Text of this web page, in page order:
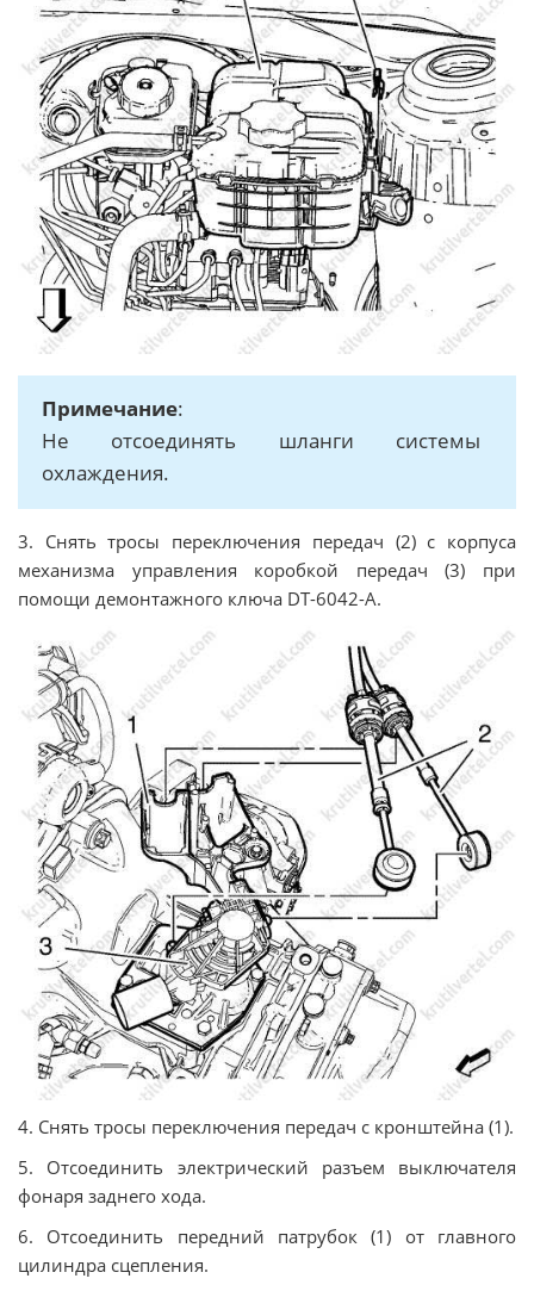
Примечание:
Не отсоединять шланги системы
охлаждения.
3. Снять тросы переключения передач (2) с корпуса
механизма управления коробкой передач (3) при
помощи демонтажного ключа DT-6042-A.
4. Снять тросы переключения передач с кронштейна (1).
5. Отсоединить электрический разъем выключателя
фонаря заднего хода.
6. Отсоединить передний патрубок (1) от главного
цилиндра сцепления.